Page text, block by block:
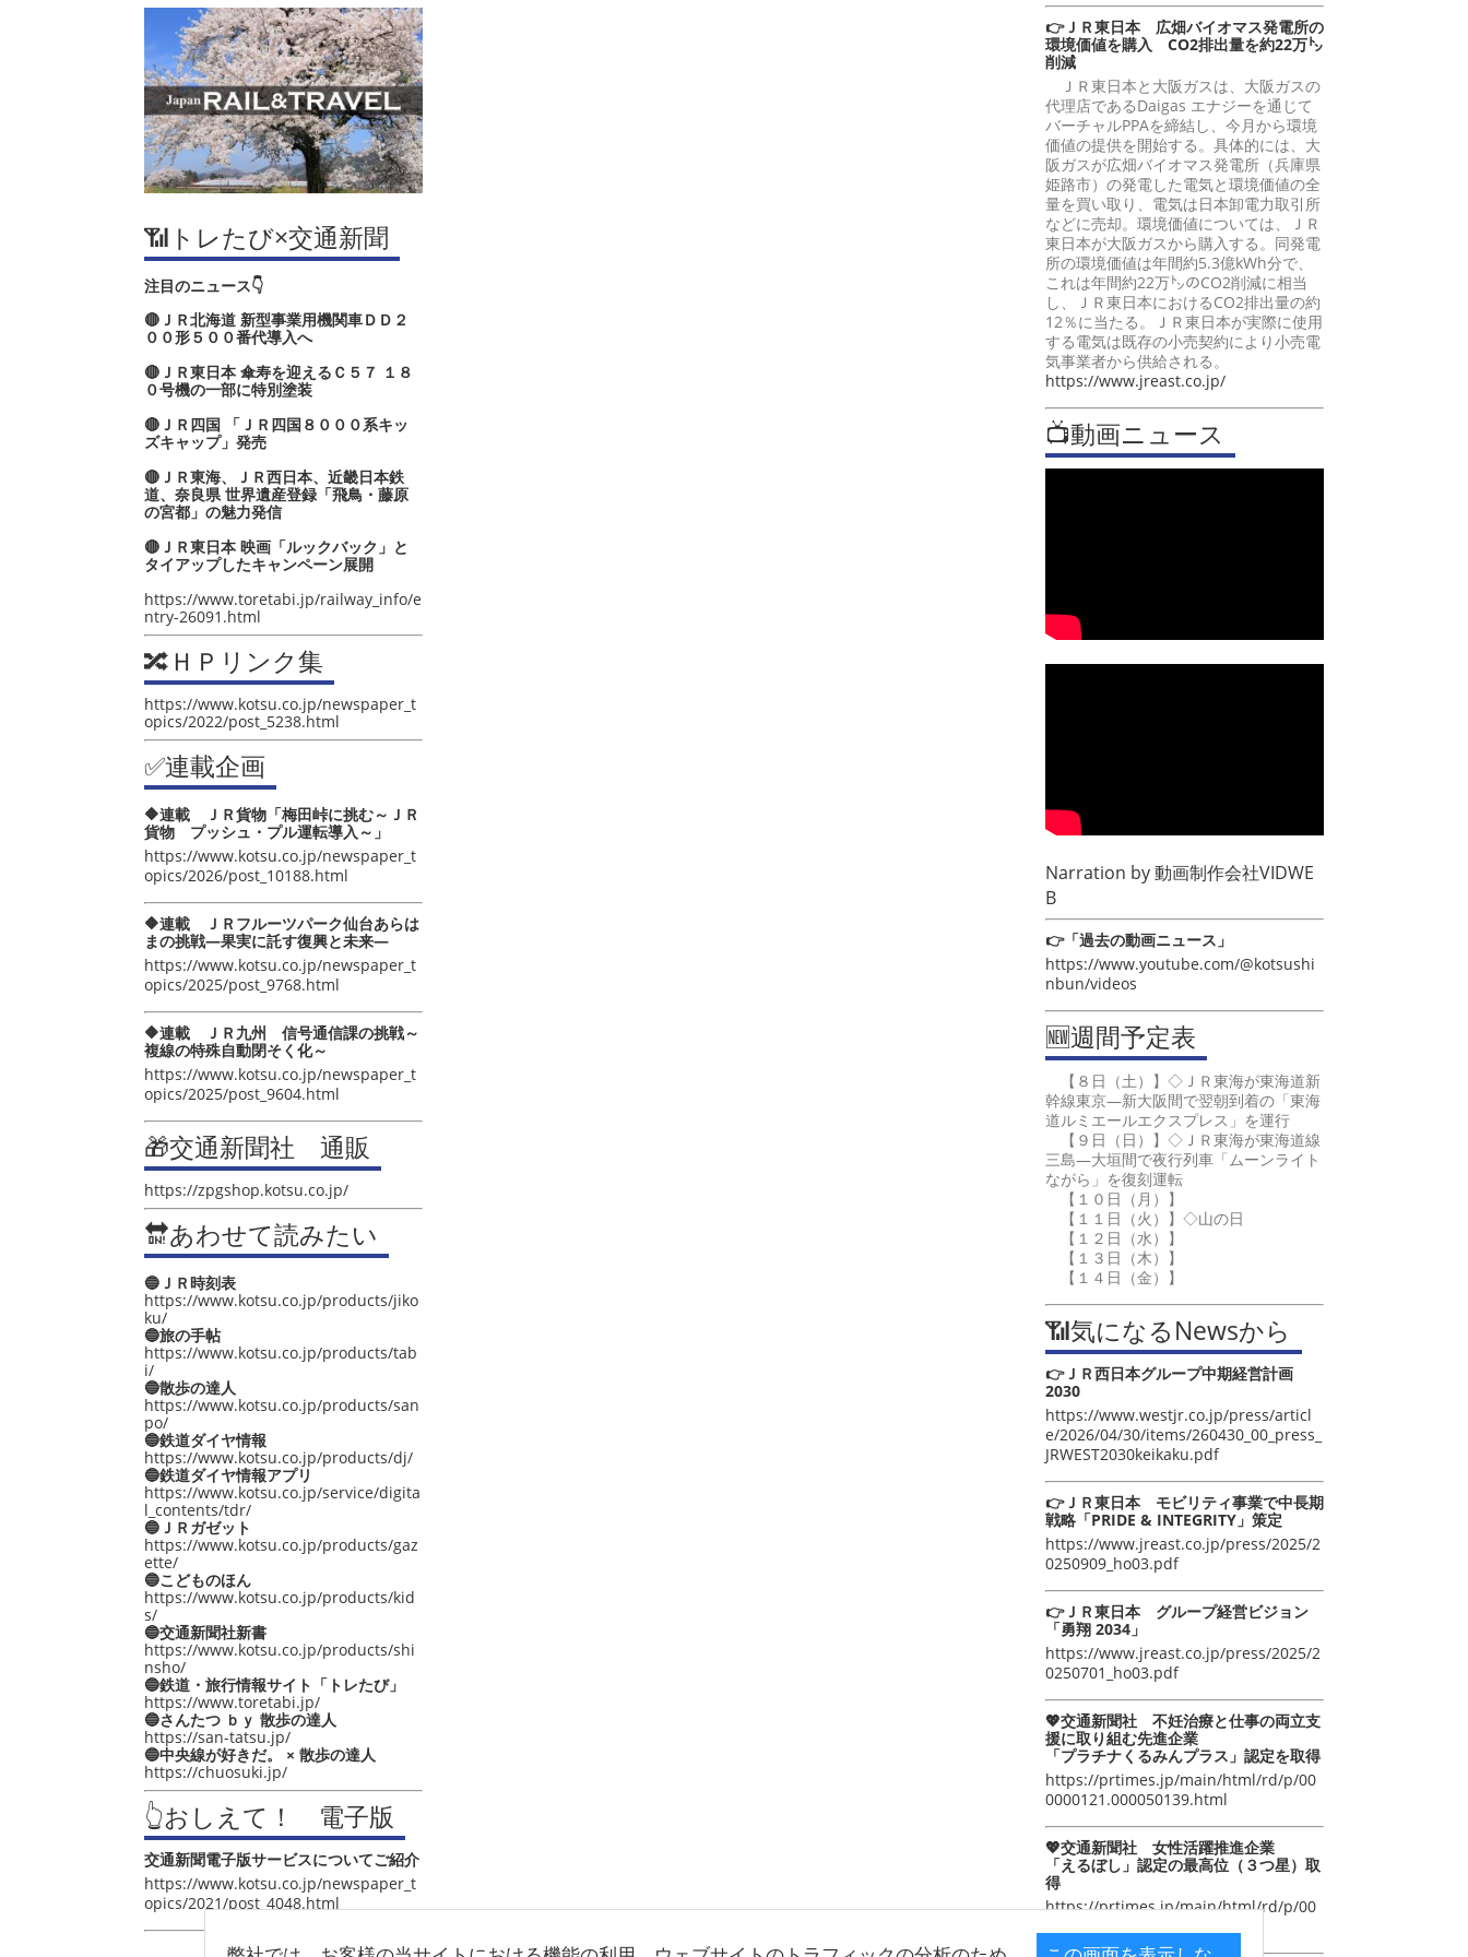
📶トレたび×交通新聞
注目のニュース👇
🔴ＪＲ北海道 新型事業用機関車ＤＤ２
００形５００番代導入へ
🔴ＪＲ東日本 傘寿を迎えるＣ５７ １８
０号機の一部に特別塗装
🔴ＪＲ四国 「ＪＲ四国８０００系キッ
ズキャップ」発売
🔴ＪＲ東海、ＪＲ西日本、近畿日本鉄
道、奈良県 世界遺産登録「飛鳥・藤原
の宮都」の魅力発信
🔴ＪＲ東日本 映画「ルックバック」と
タイアップしたキャンペーン展開
https://www.toretabi.jp/railway_info/e
ntry-26091.html
🔀ＨＰリンク集
https://www.kotsu.co.jp/newspaper_t
opics/2022/post_5238.html
✅連載企画
🔶連載 ＪＲ貨物「梅田峠に挑む～ＪＲ
貨物 プッシュ・プル運転導入～」
https://www.kotsu.co.jp/newspaper_t
opics/2026/post_10188.html
🔶連載 ＪＲフルーツパーク仙台あらは
まの挑戦―果実に託す復興と未来―
https://www.kotsu.co.jp/newspaper_t
opics/2025/post_9768.html
🔶連載 ＪＲ九州 信号通信課の挑戦～
複線の特殊自動閉そく化～
https://www.kotsu.co.jp/newspaper_t
opics/2025/post_9604.html
🎁交通新聞社 通販
https://zpgshop.kotsu.co.jp/
🔛あわせて読みたい
🔵ＪＲ時刻表
https://www.kotsu.co.jp/products/jiko
ku/
🔵旅の手帖
https://www.kotsu.co.jp/products/tab
i/
🔵散歩の達人
https://www.kotsu.co.jp/products/san
po/
🔵鉄道ダイヤ情報
https://www.kotsu.co.jp/products/dj/
🔵鉄道ダイヤ情報アプリ
https://www.kotsu.co.jp/service/digita
l_contents/tdr/
🔵ＪＲガゼット
https://www.kotsu.co.jp/products/gaz
ette/
🔵こどものほん
https://www.kotsu.co.jp/products/kid
s/
🔵交通新聞社新書
https://www.kotsu.co.jp/products/shi
nsho/
🔵鉄道・旅行情報サイト「トレたび」
https://www.toretabi.jp/
🔵さんたつ ｂｙ 散歩の達人
https://san-tatsu.jp/
🔵中央線が好きだ。 × 散歩の達人
https://chuosuki.jp/
👆おしえて！ 電子版
交通新聞電子版サービスについてご紹介
https://www.kotsu.co.jp/newspaper_t
opics/2021/post_4048.html
👉ＪＲ東日本 広畑バイオマス発電所の
環境価値を購入 CO2排出量を約22万㌧
削減
ＪＲ東日本と大阪ガスは、大阪ガスの
代理店であるDaigas エナジーを通じて
バーチャルPPAを締結し、今月から環境
価値の提供を開始する。具体的には、大
阪ガスが広畑バイオマス発電所（兵庫県
姫路市）の発電した電気と環境価値の全
量を買い取り、電気は日本卸電力取引所
などに売却。環境価値については、ＪＲ
東日本が大阪ガスから購入する。同発電
所の環境価値は年間約5.3億kWh分で、
これは年間約22万㌧のCO2削減に相当
し、ＪＲ東日本におけるCO2排出量の約
12％に当たる。ＪＲ東日本が実際に使用
する電気は既存の小売契約により小売電
気事業者から供給される。
https://www.jreast.co.jp/
📺動画ニュース
Narration by動画制作会社VIDWE
B
👉「過去の動画ニュース」
https://www.youtube.com/@kotsushi
nbun/videos
🆕週間予定表
【８日（土）】◇ＪＲ東海が東海道新
幹線東京―新大阪間で翌朝到着の「東海
道ルミエールエクスプレス」を運行
【９日（日）】◇ＪＲ東海が東海道線
三島―大垣間で夜行列車「ムーンライト
ながら」を復刻運転
【１０日（月）】
【１１日（火）】◇山の日
【１２日（水）】
【１３日（木）】
【１４日（金）】
📶気になるNewsから
👉ＪＲ西日本グループ中期経営計画
2030
https://www.westjr.co.jp/press/articl
e/2026/04/30/items/260430_00_press_
JRWEST2030keikaku.pdf
👉ＪＲ東日本 モビリティ事業で中長期
戦略「PRIDE & INTEGRITY」策定
https://www.jreast.co.jp/press/2025/2
0250909_ho03.pdf
👉ＪＲ東日本 グループ経営ビジョン
「勇翔 2034」
https://www.jreast.co.jp/press/2025/2
0250701_ho03.pdf
💖交通新聞社 不妊治療と仕事の両立支
援に取り組む先進企業
「プラチナくるみんプラス」認定を取得
https://prtimes.jp/main/html/rd/p/00
0000121.000050139.html
💖交通新聞社 女性活躍推進企業
「えるぼし」認定の最高位（３つ星）取
得
https://prtimes.jp/main/html/rd/p/00